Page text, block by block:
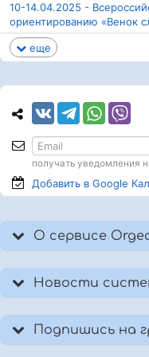
10-14.04.2025 -
ориентированию «Венок
еще
получать уведомления
Добавить в Google
О сервисе
Новости
Подпишись на